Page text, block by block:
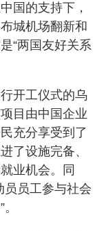
国的支持下，
城机场翻新和
“两国友好关系
开工仪式的乌
目由中国企业
充分享受到了
了设施完备、
业机会。同
员员工参与社会